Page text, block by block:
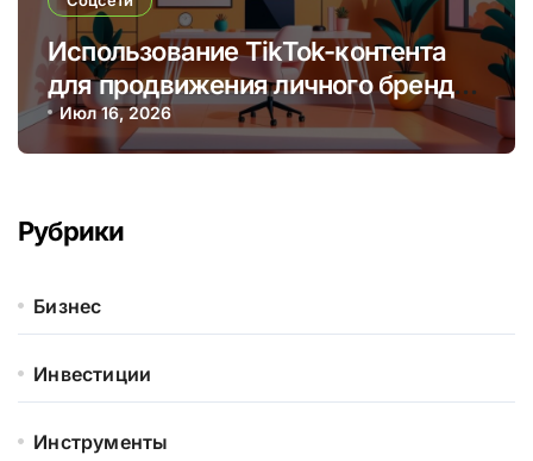
Использование TikTok-контента
для продвижения личного бренда
и монетизации через творчество
Июл 16, 2026
Рубрики
Бизнес
Инвестиции
Инструменты